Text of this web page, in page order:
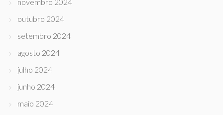
outubro 2024
setembro 2024
agosto 2024
julho 2024
junho 2024
maio 2024